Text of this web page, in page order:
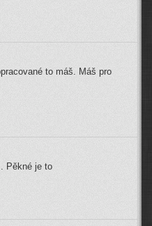
to máš. Máš pro
Pěkné je to